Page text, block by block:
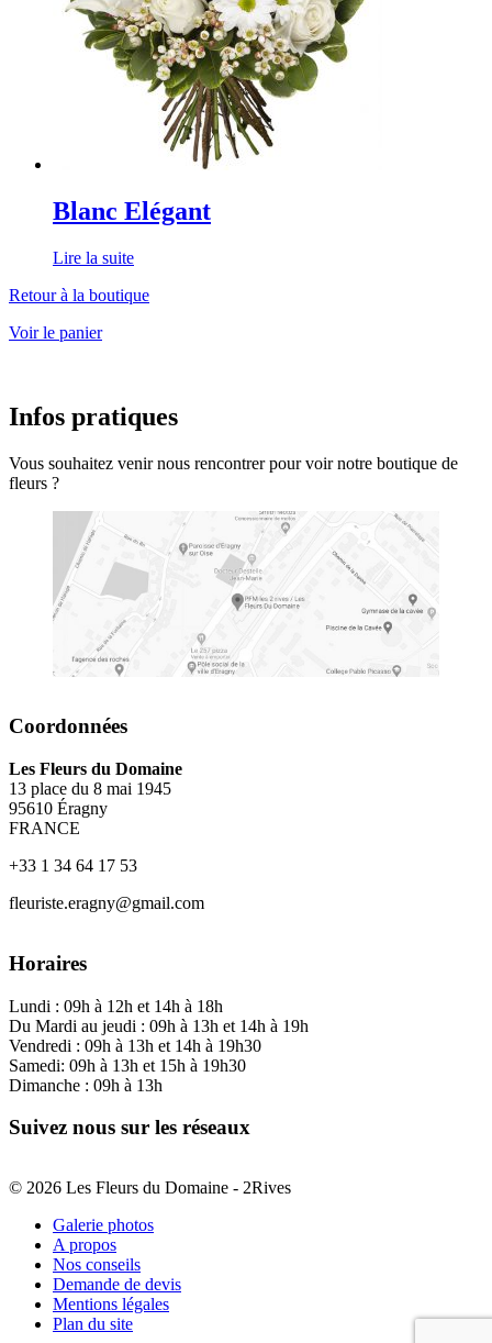
Blanc Elégant
Lire la suite
Retour à la boutique
Voir le panier
Infos pratiques
Vous souhaitez venir nous rencontrer pour voir notre boutique de
fleurs ?
Coordonnées
Les Fleurs du Domaine
13 place du 8 mai 1945
95610 Éragny
FRANCE
+33 1 34 64 17 53
fleuriste.eragny@gmail.com
Horaires
Lundi : 09h à 12h et 14h à 18h
Du Mardi au jeudi : 09h à 13h et 14h à 19h
Vendredi : 09h à 13h et 14h à 19h30
Samedi: 09h à 13h et 15h à 19h30
Dimanche : 09h à 13h
Suivez nous sur les réseaux
© 2026 Les Fleurs du Domaine - 2Rives
Galerie photos
A propos
Nos conseils
Demande de devis
Mentions légales
Plan du site